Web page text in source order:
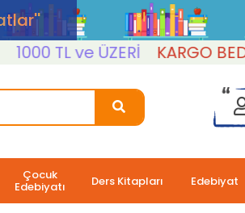
TL ve ÜZERİ KARGO BEDAVA
Çocuk
Edebiyatı Ders Kitapları Edebiyat